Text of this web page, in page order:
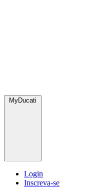
MyDucati
Login
Inscreva-se